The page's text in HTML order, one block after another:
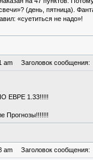
(день, пятница).
«суетиться не надо»!
am Заголовок сообщения:
ЕВРЕ 1.33!!!!!
Прогнозы!!!!!!!
am Заголовок сообщения: